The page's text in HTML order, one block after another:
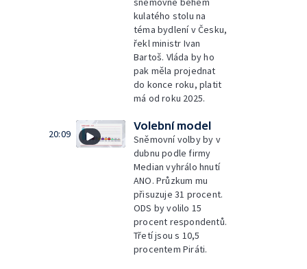
kulatého stolu na
téma bydlení v Česku,
řekl ministr Ivan
Bartoš. Vláda by ho
pak měla projednat
do konce roku, platit
má od roku 2025.
20:09
Volební model
Sněmovní volby by v
dubnu podle firmy
Median vyhrálo hnutí
ANO. Průzkum mu
přisuzuje 31 procent.
ODS by volilo 15
procent respondentů.
Třetí jsou s 10,5
procentem Piráti.